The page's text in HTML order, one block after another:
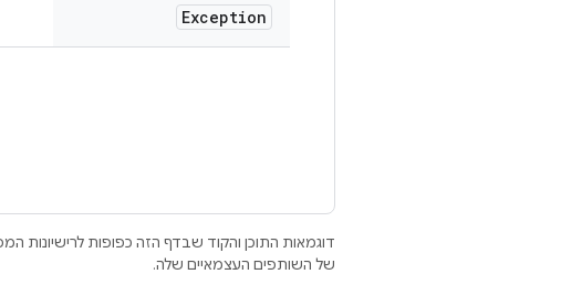
Exception
דוגמאות התוכן והקוד שבדף הזה כפופות לרישיונות
של השותפים העצמאיים שלה.